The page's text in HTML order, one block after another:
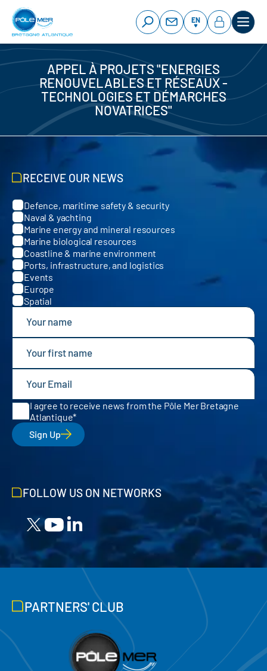
Cookies management panel
Skip
main
content
EN
APPEL À PROJETS "ENERGIES
RENOUVELABLES ET RÉSEAUX -
TECHNOLOGIES ET DÉMARCHES
NOVATRICES"
RECEIVE OUR NEWS
Categories
Defence, maritime safety & security
Naval & yachting
Marine energy and mineral resources
Marine biological resources
Coastline & marine environment
Ports, infrastructure, and logistics
Events
Europe
Spatial
I agree to receive news from the Pôle Mer Bretagne
Atlantique
Sign Up
FOLLOW US ON NETWORKS
PARTNERS' CLUB